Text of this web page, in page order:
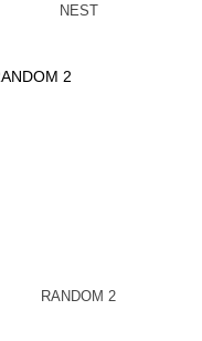
NEST
RANDOM 2